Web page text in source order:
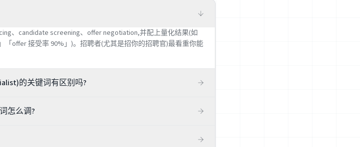
、candidate screening、offer negotiation,并配上量化结果(如
「offer 接受率 90%」)。招聘者(尤其是招你的招聘官)最看重你能
的关键词有区别吗?
pipelining、招聘漏斗优化、DEI 招聘)。如实按你真做过的层面
怎么调?
职衔接。如实写你真接触过的部分,别假装熟悉你没用过的内部